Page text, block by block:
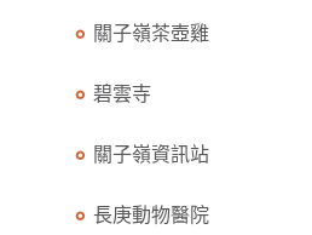
關子嶺茶壺雞
碧雲寺
關子嶺資訊站
長庚動物醫院